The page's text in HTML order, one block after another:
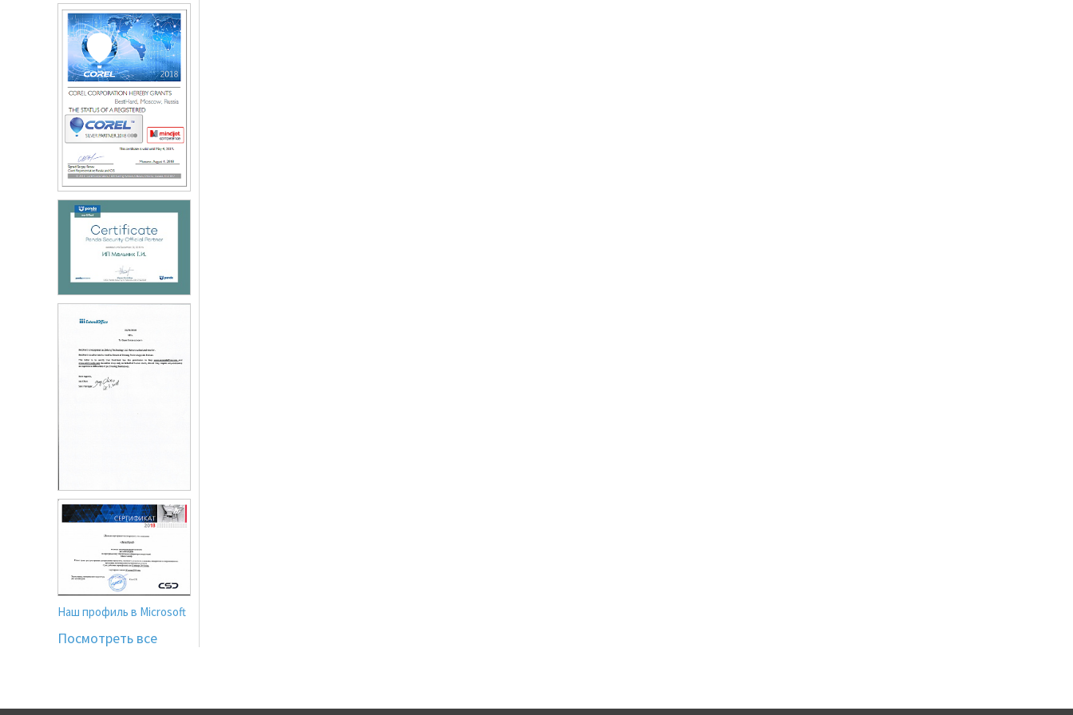
Наш профиль в Microsoft
Посмотреть все